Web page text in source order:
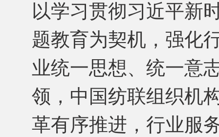
以学习贯彻习近平新
题教育为契机，强化
业统一思想、统一意
领，中国纺联组织机
革有序推进，行业服